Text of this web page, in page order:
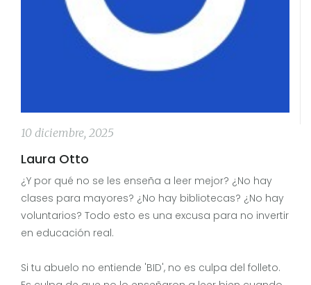
10 diciembre, 2025
Laura Otto
¿Y por qué no se les enseña a leer mejor? ¿No hay
clases para mayores? ¿No hay bibliotecas? ¿No hay
voluntarios? Todo esto es una excusa para no invertir
en educación real.
Si tu abuelo no entiende 'BID', no es culpa del folleto.